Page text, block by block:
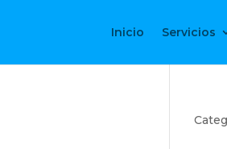
Inicio Servicios